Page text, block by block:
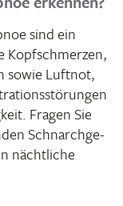
sind ein
Kopf­schmerzen,
sowie Luftnot,
Fragen Sie
Schnarch­ge­
nächt­liche